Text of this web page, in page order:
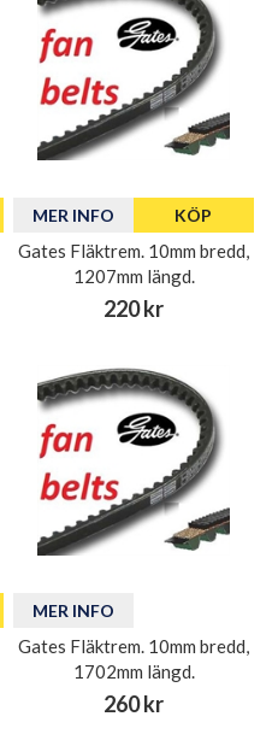
MER INFO KÖP
Gates Fläktrem. 10mm bredd,
1207mm längd.
220 kr
MER INFO
Gates Fläktrem. 10mm bredd,
1702mm längd.
260 kr